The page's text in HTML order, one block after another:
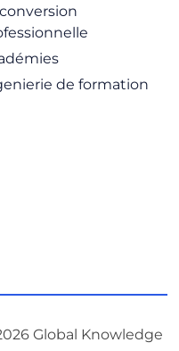
de formation
Global Knowledge